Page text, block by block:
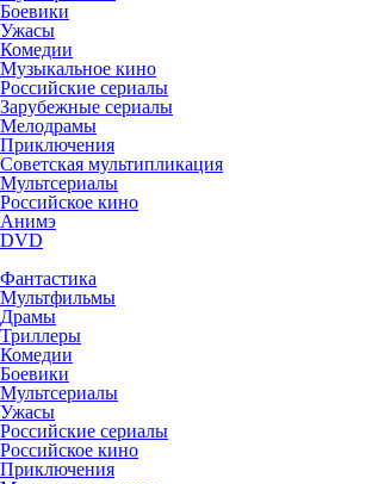
Боевики
Ужасы
Комедии
Музыкальное кино
Российские сериалы
Зарубежные сериалы
Мелодрамы
Приключения
Советская мультипликация
Мультсериалы
Российское кино
Анимэ
DVD
Фантастика
Мультфильмы
Драмы
Триллеры
Комедии
Боевики
Мультсериалы
Ужасы
Российские сериалы
Российское кино
Приключения